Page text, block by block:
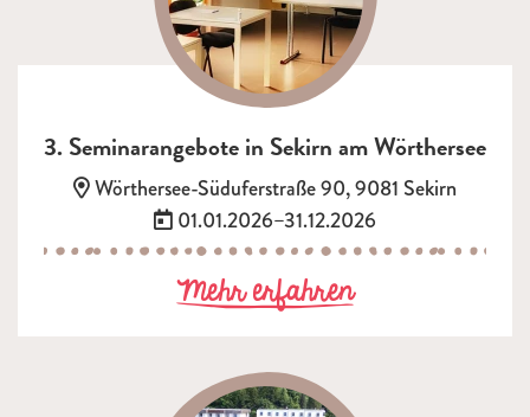
3. Seminarangebote in Sekirn am Wörthersee
Adresse:
Wörthersee-Süduferstraße 90, 9081 Sekirn
Termin:
01.01.2026–31.12.2026
Mehr erfahrenzu 3.